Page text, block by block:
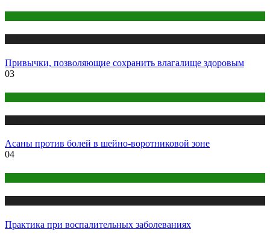
Привычки, позволяющие сохранить влагалище здоровым
03
Асаны против болей в шейно-воротниковой зоне
04
Практика при воспалительных заболеваниях